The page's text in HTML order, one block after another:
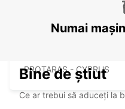
PROTARAS - CYPRUS
Numai
Bine de știut
Ce ar trebui să aduceți la